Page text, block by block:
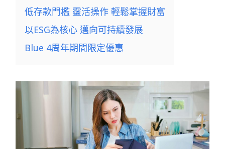
低存款門檻 靈活操作 輕鬆掌握財富
以ESG為核心 邁向可持續發展
Blue 4周年期間限定優惠